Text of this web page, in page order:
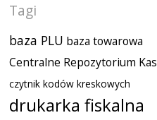
Tagi
baza PLU baza towarowa
Centralne Repozytorium Kas
czytnik kodów kreskowych
drukarka fiskalna